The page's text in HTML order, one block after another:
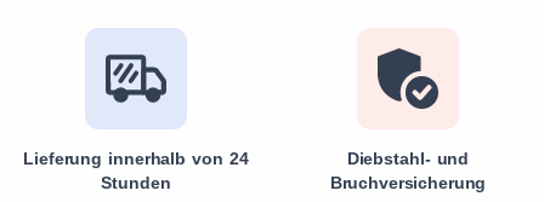
Lieferung innerhalb von 24
Stunden
Diebstahl- und
Bruchversicherung